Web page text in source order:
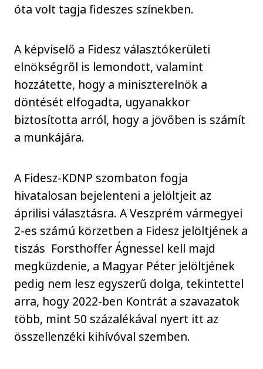
óta volt tagja fideszes színekben.
A képviselő a Fidesz választókerületi
elnökségről is lemondott, valamint
hozzátette, hogy a miniszterelnök a
döntését elfogadta, ugyanakkor
biztosította arról, hogy a jövőben is számít
a munkájára.
A Fidesz-KDNP szombaton fogja
hivatalosan bejelenteni a jelöltjeit az
áprilisi választásra. A Veszprém vármegyei
2-es számú körzetben a Fidesz jelöltjének a
tiszás Forsthoffer Ágnessel kell majd
megküzdenie, a Magyar Péter jelöltjének
pedig nem lesz egyszerű dolga, tekintettel
arra, hogy 2022-ben Kontrát a szavazatok
több, mint 50 százalékával nyert itt az
összellenzéki kihívóval szemben.